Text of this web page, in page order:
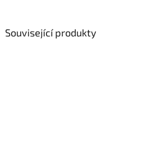
Související produkty